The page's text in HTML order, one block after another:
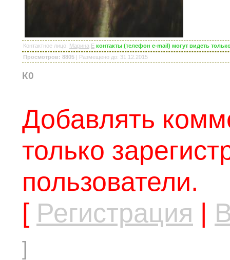
Контактное лицо: Марина E контакты (телефон e-mail) могут видеть
Просмотров: 8805 | Размещено до: 31.12.2015
К0
Добавлять
только
пользователи.
[ Регистрация |
]